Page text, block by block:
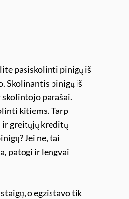
pasiskolinti pinigų iš
Skolinantis pinigų iš
parašai.
kitiems. Tarp
ir greitųjų kreditų
Jei ne, tai
patogi ir lengvai
o egzistavo tik